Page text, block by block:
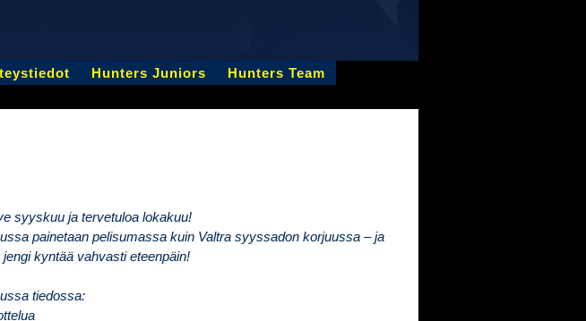
Hunters Juniors
Hunters Team
syyskuu ja tervetuloa lokakuu!
painetaan pelisumassa kuin Valtra syyssadon korjuussa – ja
jengi kyntää vahvasti eteenpäin!
tiedossa: